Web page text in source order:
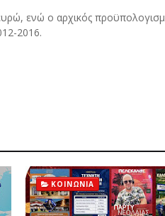
ενώ ο αρχικός
2016.
ΚΟΙΝΩΝΙΑ